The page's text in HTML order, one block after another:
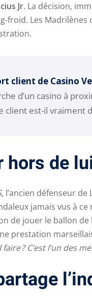
Jr. La décision,
froid. Les
client de Casino
d’un casino à
client est-il vraiment
hors de
, l’ancien défenseur de
jamais vus à
de jouer le ballon
prestation
? C’est l’un des